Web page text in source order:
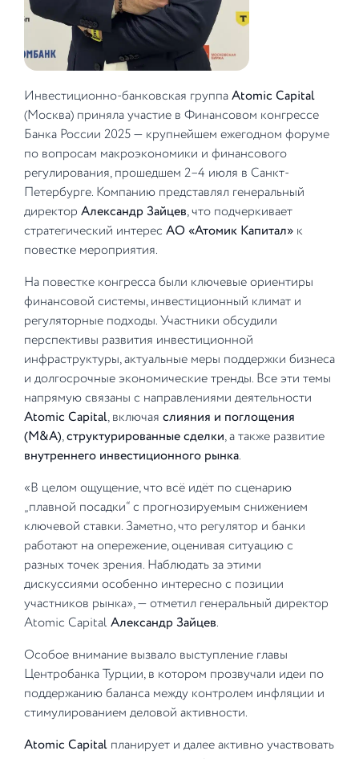
Инвестиционно-банковская группаAtomic Capital
(Москва) приняла участие в Финансовом конгрессе
Банка России 2025 — крупнейшем ежегодном форуме
по вопросам макроэкономики и финансового
регулирования, прошедшем 2–4 июля в Санкт-
Петербурге. Компанию представлял генеральный
директор Александр Зайцев, что подчеркивает
стратегический интерес АО «Атомик Капитал» к
повестке мероприятия.
На повестке конгресса были ключевые ориентиры
финансовой системы, инвестиционный климат и
регуляторные подходы. Участники обсудили
перспективы развития инвестиционной
инфраструктуры, актуальные меры поддержки бизнеса
и долгосрочные экономические тренды. Все эти темы
напрямую связаны с направлениями деятельности
Atomic Capital, включая слияния и поглощения
(M&A),структурированные сделки, а также развитие
внутреннего инвестиционного рынка.
«В целом ощущение, что всё идёт по сценарию
„плавной посадки“ с прогнозируемым снижением
ключевой ставки. Заметно, что регулятор и банки
работают на опережение, оценивая ситуацию с
разных точек зрения. Наблюдать за этими
дискуссиями особенно интересно с позиции
участников рынка», — отметил генеральный директор
Atomic CapitalАлександр Зайцев.
Особое внимание вызвало выступление главы
Центробанка Турции, в котором прозвучали идеи по
поддержанию баланса между контролем инфляции и
стимулированием деловой активности.
Atomic Capital планирует и далее активно участвовать